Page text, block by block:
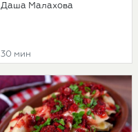
Даша Малахова
30 мин